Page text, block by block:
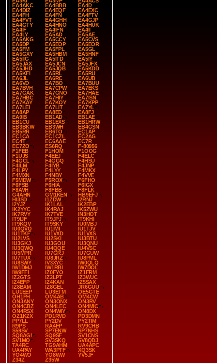
EA4AKC
EA4BBB
EA4D
EA4DIZ
EA4EQF
EA4EXC
EA4FH
EA4FN
EA4FTV
EA4FVT
EA4GHH
EA4GJP
EA4GTY
EA4HNO
EA4HUK
EA4IF
EA4IFN
EA4II
EA4LY
EA5AD
EA5AE
EA5AKG
EA5CCY
EA5CVS
EA5DP
EA5EOP
EA5EOR
EA5FM
EA5FPL
EA5GL
EA5GXY
EA5HBM
EA5HNF
EA5IIG
EA5ITD
EA5IY
EA5JAX
EA5JCN
EA5JFX
EA5JHD
EA5JQB
EA5KDD
EA5KFI
EA5RL
EA5RU
EA6JL
EA6RC
EA6UB
EA6VD
EA7BO
EA7BUU
EA7BVH
EA7CPW
EA7EKS
EA7GAK
EA7GNO
EA7HAE
EA7HBC
EA7HIY
EA7ISN
EA7KAY
EA7KOY
EA7KPP
EA7LEI
EA7LIT
EA7YL
EA8AP
EA8ED
EA8FJ
EA9IB
EB1AD
EB1AE
EB1CU
EB1EXS
EB1HRW
EB3BKW
EB3WH
EB4GSN
EB5RR
EB6TO
EC1AP
EC1CA
EC1CZL
EC2AG
EC4T
EC6AAE
EC7R
EC7ZO
ES6RQ
F-80956
F1FEB
F1HOM
F1OOG
F1UJS
F4EEJ
F4ELC
F4GCL
F4GGQ
F4HSU
F4ILM
F4IYB
F4JNP
F4LPY
F4LYY
F4MKX
F4MXN
F4NBY
F4VVE
F5MDW
F5ROX
F6FHO
F6FSB
F6HIA
F6IGX
F8AVH
F8FBB
F8FLK
G4AHN
GM1KEN
HB9EFJ
HI3SD
I1ZDW
I2RNJ
I2YJZ
IK1LAL
IK2EBP
IK2YYC
IK4RAJ
IK5ZWU
IK7RVY
IK7TVE
IN3HOT
IT9IJF
IT9JPJ
IT9KHI
IT9KQV
IT9SKY
IU0MBJ
IU0QVQ
IU1IMI
IU1TJV
IU1TKF
IU1VXD
IU1VXS
IU2LVS
IU2SKI
IU3BTU
IU3GKJ
IU3GOU
IU3QNU
IU3QWQ
IU4QQE
IU4VSC
IU5MPR
IU7GRJ
IU7GUW
IU7TUX
IU8JRZ
IU8PML
IU8SWY
IV3XYC
IW0QLQ
IW1DMJ
IW1RBI
IW7DOL
IW9FFI
IZ0FYO
IZ1FRM
IZ2GTS
IZ2LPT
IZ3WUC
IZ4EFP
IZ4KAN
IZ5SAX
IZ8BXM
IZ8GEL
JR6GUU
LU1EEP
LU3ETM
OE5GTE
OH1PH
OM4AB
OM4CW
ON3ANY
ON3ONX
ON3RV
ON4CBZ
ON4LEC
ON4MIC
ON4RSX
ON4WIY
ON8DX
OZ1KZX
PD1RVD
PD3DMN
PP7LL
PY2DV
PY2TIM
R9PS
RA4FP
RV9CHB
S59SV
SP7ENW
SP7NHS
SQ8AGI
SQ9SF
SV1CNS
SV1MO
SV3SKQ
SV8QDJ
TA4RC
TG9AHM
UA4APC
UA4PAY
WA3PTF
XQ3SK
YO4WO
YO8WW
YV5JF
Z34Z
Z35W